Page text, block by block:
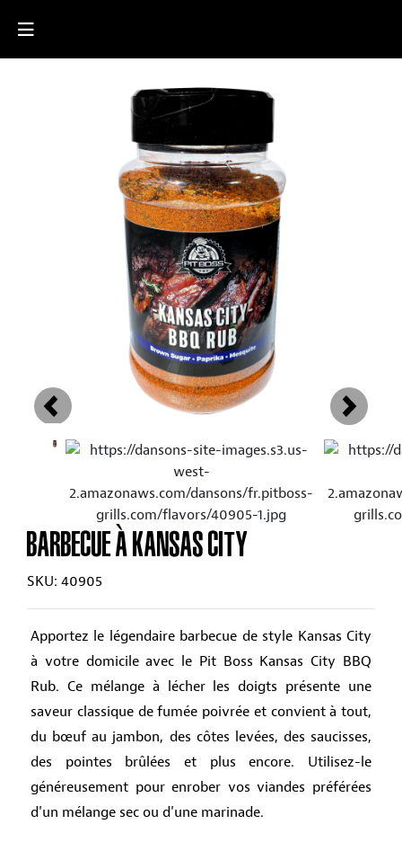
BARBECUE À KANSAS CITY
SKU: 40905
Apportez le légendaire barbecue de style Kansas City
à votre domicile avec le Pit Boss Kansas City BBQ
Rub. Ce mélange à lécher les doigts présente une
saveur classique de fumée poivrée et convient à tout,
du bœuf au jambon, des côtes levées, des saucisses,
des pointes brûlées et plus encore. Utilisez-le
généreusement pour enrober vos viandes préférées
d'un mélange sec ou d'une marinade.